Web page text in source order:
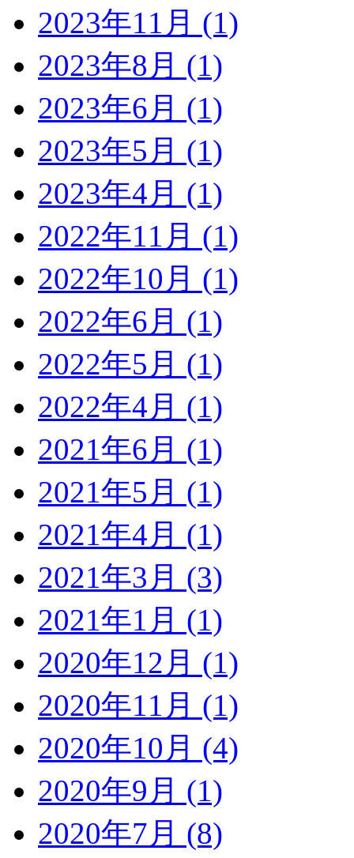
2023年11月 (1)
2023年8月 (1)
2023年6月 (1)
2023年5月 (1)
2023年4月 (1)
2022年11月 (1)
2022年10月 (1)
2022年6月 (1)
2022年5月 (1)
2022年4月 (1)
2021年6月 (1)
2021年5月 (1)
2021年4月 (1)
2021年3月 (3)
2021年1月 (1)
2020年12月 (1)
2020年11月 (1)
2020年10月 (4)
2020年9月 (1)
2020年7月 (8)